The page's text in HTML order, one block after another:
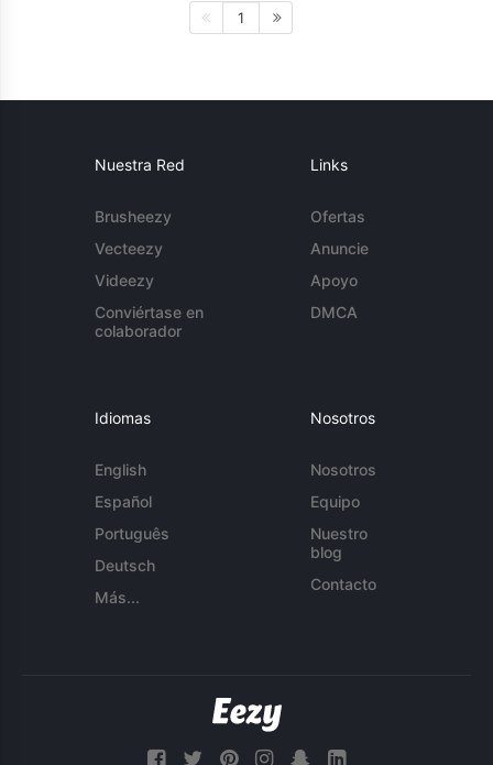
1
Nuestra Red
Brusheezy
Vecteezy
Videezy
Conviértase en
colaborador
Links
Ofertas
Anuncie
Apoyo
DMCA
Idiomas
English
Español
Português
Deutsch
Más...
Nosotros
Nosotros
Equipo
Nuestro
blog
Contacto